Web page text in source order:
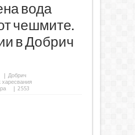
вода
чешмите.
в Добрич
| Добрич
харесвания
| 2553